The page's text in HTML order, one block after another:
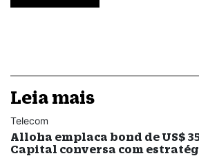
Leia mais
Telecom
Alloha emplaca bond de US$
Capital conversa com